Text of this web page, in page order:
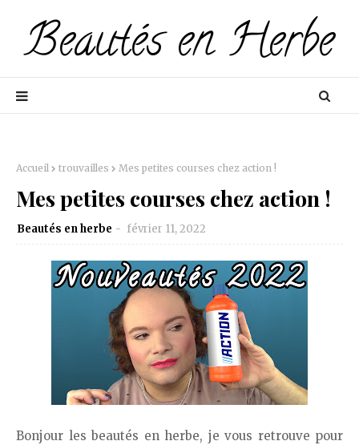
Accueil trouvailles Mes petites courses chez action !
Mes petites courses chez action !
Beautés en herbe février 11, 2022
Bonjour les beautés en herbe, je vous retrouve pour